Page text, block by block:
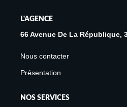
L'AGENCE
66 Avenue De La République,
Nous contacter
Présentation
NOS SERVICES